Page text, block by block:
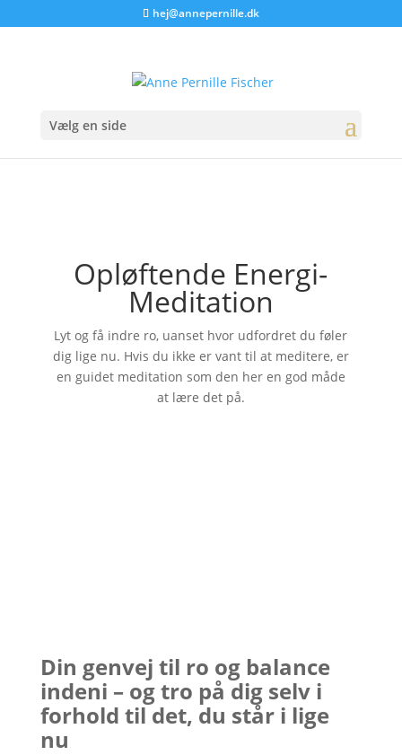
hej@annepernille.dk
Vælg en side
Opløftende Energi-
Meditation
Lyt og få indre ro, uanset hvor udfordret du føler
dig lige nu. Hvis du ikke er vant til at meditere, er
en guidet meditation som den her en god måde
at lære det på.
Din genvej til ro og balance
indeni – og tro på dig selv i
forhold til det, du står i lige
nu